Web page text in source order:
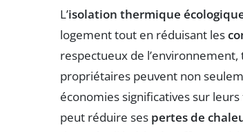
L’isolation thermique
logement tout en réduisant les
respectueux de l’environnement,
propriétaires peuvent non
économies significatives sur
peut réduire ses pertes de